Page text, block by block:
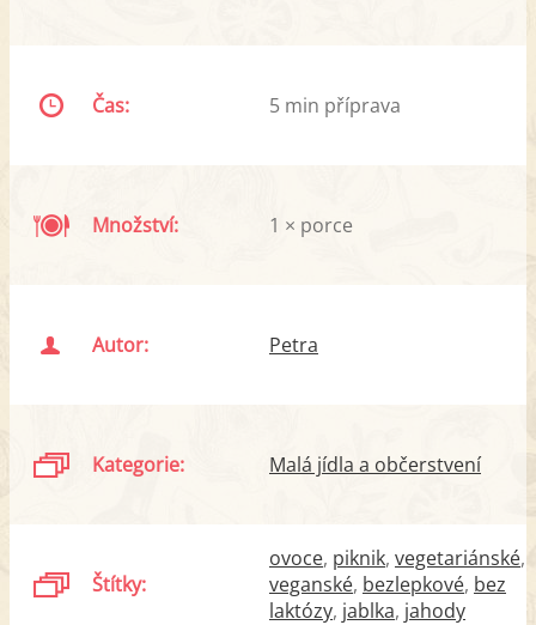
Čas: 5 min příprava
Množství: 1 × porce
Autor: Petra
Kategorie: Malá jídla a občerstvení
Štítky:
ovoce piknik vegetariánské
veganské bezlepkové bez
laktózy jablka jahody